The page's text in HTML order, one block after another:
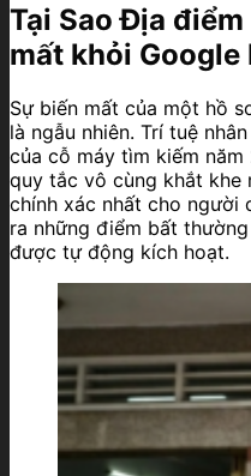
Tại SaoĐịa điểm
mất khỏi Google
Sự biến mất của một hồ
là ngẫu nhiên. Trí tuệ
của cỗ máy tìm kiếm
quy tắc vô cùng khắt khe
chính xác nhất cho người
ra những điểm bất
được tự động kích hoạt.